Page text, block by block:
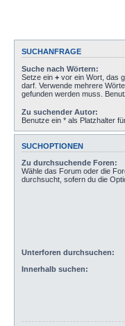
SUCHANFRAGE
Suche nach Wörtern:
Setze ein + vor ein Wort, das
darf. Verwende mehrere
gefunden werden muss.
Zu suchender Autor:
Benutze ein * als Platzhalter
SUCHOPTIONEN
Zu durchsuchende Foren:
Wähle das Forum oder die
durchsucht, sofern du die
Unterforen durchsuchen:
Innerhalb suchen: